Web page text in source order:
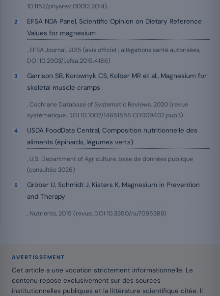
10.1152/physrev.00012.2014)
EFSA NDA Panel, Scientific Opinion on Dietary Reference
Values for magnesium
, EFSA Journal, 2015 (avis officiel ; allégations santé autorisées,
DOI 10.2903/j.efsa.2015.4186)
Garrison SR, Korownyk CS, Kolber MR et al., Magnesium for
skeletal muscle cramps
, Cochrane Database of Systematic Reviews, 2020 (revue
systématique, DOI 10.1002/14651858.CD009402.pub3)
USDA FoodData Central, Composition nutritionnelle des
aliments (épinards, légumes verts)
, U.S. Department of Agriculture, base de données publique
(consultée 2026)
Gröber U, Schmidt J, Kisters K, Magnesium in Prevention
and Therapy
, Nutrients, 2015 (revue, DOI 10.3390/nu7095388)
AVERTISSEMENT
Cet article a une vocation strictement informationnelle. Le
contenu repose exclusivement sur des sources
institutionnelles publiques et la littérature scientifique citée. Il